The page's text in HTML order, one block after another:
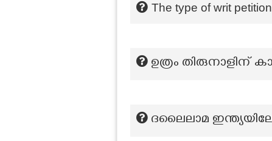
The type of writ
ഉത്രം തിരുനാളിന്
ദലൈലാമ